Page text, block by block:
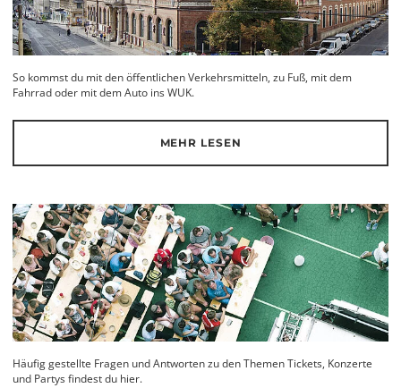
So kommst du mit den öffentlichen Verkehrsmitteln, zu Fuß, mit dem
Fahrrad oder mit dem Auto ins WUK.
MEHR LESEN
Häufig gestellte Fragen und Antworten zu den Themen Tickets, Konzerte
und Partys findest du hier.